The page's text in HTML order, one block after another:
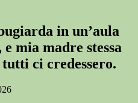
in un’aula
mia madre stessa
ci credessero.